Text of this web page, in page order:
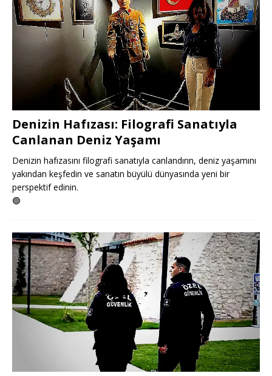
Denizin Hafızası: Filografi Sanatıyla
Canlanan Deniz Yaşamı
Denizin hafızasını filografi sanatıyla canlandırın, deniz yaşamını
yakından keşfedin ve sanatın büyülü dünyasında yeni bir
perspektif edinin.
🟢